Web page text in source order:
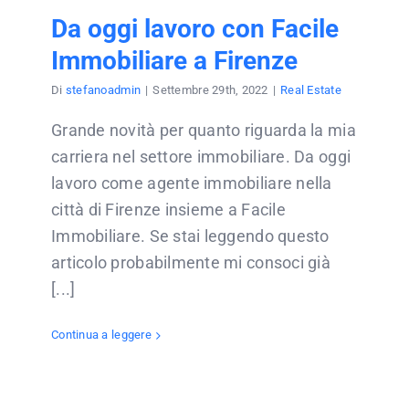
Da oggi lavoro con Facile
Immobiliare a Firenze
Di stefanoadmin | Settembre 29th, 2022 | Real Estate
Grande novità per quanto riguarda la mia
carriera nel settore immobiliare. Da oggi
lavoro come agente immobiliare nella
città di Firenze insieme a Facile
Immobiliare. Se stai leggendo questo
articolo probabilmente mi consoci già
[...]
Continua a leggere